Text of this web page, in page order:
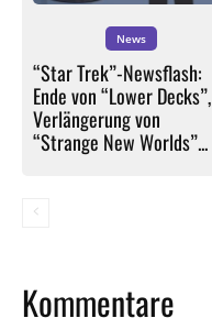
News
“Star Trek”-Newsflash:
Ende von “Lower Decks”,
Verlängerung von
“Strange New Worlds”...
Kommentare